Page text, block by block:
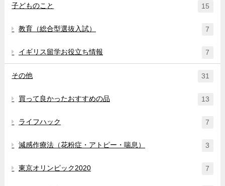
子どものこと 15
教育（総合型選抜入試） 7
イギリス留学お役立ち情報 7
その他 31
買って良かったおすすめの品 13
ライフハック 7
減感作療法（花粉症・アトピー・喘息） 3
東京オリンピック2020 7